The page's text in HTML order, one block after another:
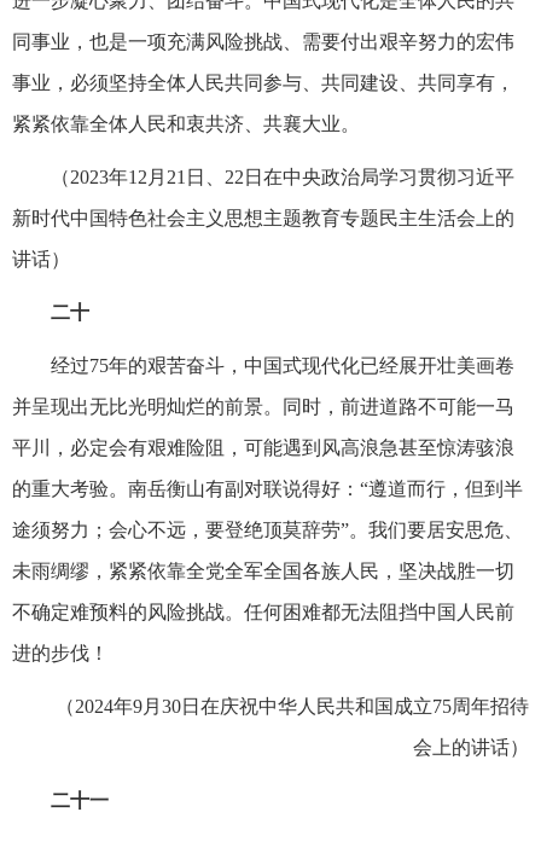
同事业，也是一项充满风险挑战、需要付出艰辛努力的宏伟
事业，必须坚持全体人民共同参与、共同建设、共同享有，
紧紧依靠全体人民和衷共济、共襄大业。
（2023年12月21日、22日在中央政治局学习贯彻习近平
新时代中国特色社会主义思想主题教育专题民主生活会上的
讲话）
二十
经过75年的艰苦奋斗，中国式现代化已经展开壮美画卷
并呈现出无比光明灿烂的前景。同时，前进道路不可能一马
平川，必定会有艰难险阻，可能遇到风高浪急甚至惊涛骇浪
的重大考验。南岳衡山有副对联说得好：“遵道而行，但到半
途须努力；会心不远，要登绝顶莫辞劳”。我们要居安思危、
未雨绸缪，紧紧依靠全党全军全国各族人民，坚决战胜一切
不确定难预料的风险挑战。任何困难都无法阻挡中国人民前
进的步伐！
（2024年9月30日在庆祝中华人民共和国成立75周年招待
会上的讲话）
二十一